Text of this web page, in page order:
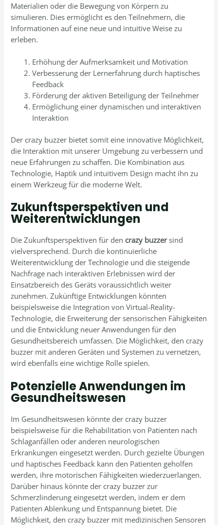
Materialien oder die Bewegung von Körpern zu
simulieren. Dies ermöglicht es den Teilnehmern, die
Informationen auf eine neue und intuitive Weise zu
erleben.
Erhöhung der Aufmerksamkeit und Motivation
Verbesserung der Lernerfahrung durch haptisches
Feedback
Förderung der aktiven Beteiligung der Teilnehmer
Ermöglichung einer dynamischen und interaktiven
Interaktion
Der crazy buzzer bietet somit eine innovative Möglichkeit,
die Interaktion mit unserer Umgebung zu verbessern und
neue Erfahrungen zu schaffen. Die Kombination aus
Technologie, Haptik und intuitivem Design macht ihn zu
einem Werkzeug für die moderne Welt.
Zukunftsperspektiven und
Weiterentwicklungen
Die Zukunftsperspektiven für dencrazy buzzersind
vielversprechend. Durch die kontinuierliche
Weiterentwicklung der Technologie und die steigende
Nachfrage nach interaktiven Erlebnissen wird der
Einsatzbereich des Geräts voraussichtlich weiter
zunehmen. Zukünftige Entwicklungen könnten
beispielsweise die Integration von Virtual-Reality-
Technologie, die Erweiterung der sensorischen Fähigkeiten
und die Entwicklung neuer Anwendungen für den
Gesundheitsbereich umfassen. Die Möglichkeit, den crazy
buzzer mit anderen Geräten und Systemen zu vernetzen,
wird ebenfalls eine wichtige Rolle spielen.
Potenzielle Anwendungen im
Gesundheitswesen
Im Gesundheitswesen könnte der crazy buzzer
beispielsweise für die Rehabilitation von Patienten nach
Schlaganfällen oder anderen neurologischen
Erkrankungen eingesetzt werden. Durch gezielte Übungen
und haptisches Feedback kann den Patienten geholfen
werden, ihre motorischen Fähigkeiten wiederzuerlangen.
Darüber hinaus könnte der crazy buzzer zur
Schmerzlinderung eingesetzt werden, indem er dem
Patienten Ablenkung und Entspannung bietet. Die
Möglichkeit, den crazy buzzer mit medizinischen Sensoren